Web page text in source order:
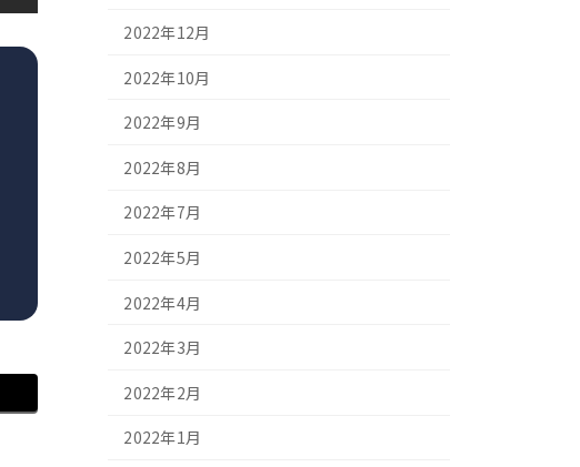
2022年12月
2022年10月
2022年9月
2022年8月
2022年7月
2022年5月
2022年4月
2022年3月
2022年2月
2022年1月